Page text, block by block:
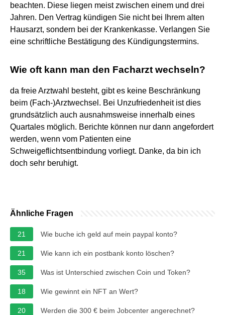
beachten. Diese liegen meist zwischen einem und drei
Jahren. Den Vertrag kündigen Sie nicht bei Ihrem alten
Hausarzt, sondern bei der Krankenkasse. Verlangen Sie
eine schriftliche Bestätigung des Kündigungstermins.
Wie oft kann man den Facharzt wechseln?
da freie Arztwahl besteht, gibt es keine Beschränkung
beim (Fach-)Arztwechsel. Bei Unzufriedenheit ist dies
grundsätzlich auch ausnahmsweise innerhalb eines
Quartales möglich. Berichte können nur dann angefordert
werden, wenn vom Patienten eine
Schweigeflichtsentbindung vorliegt. Danke, da bin ich
doch sehr beruhigt.
Ähnliche Fragen
21 Wie buche ich geld auf mein paypal konto?
21 Wie kann ich ein postbank konto löschen?
35 Was ist Unterschied zwischen Coin und Token?
18 Wie gewinnt ein NFT an Wert?
20 Werden die 300 € beim Jobcenter angerechnet?